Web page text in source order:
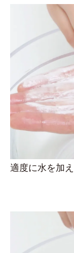
適度に水を加